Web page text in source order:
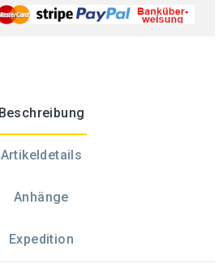
Beschreibung
Artikeldetails
Anhänge
Expedition